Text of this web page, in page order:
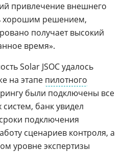
привлечение внешнего
хорошим решением,
получает высокий
время».
Solar JSOC удалось
на этапе пилотного
были подключены все
банк увидел
подключения
сценариев контроля, а
уровне экспертизы